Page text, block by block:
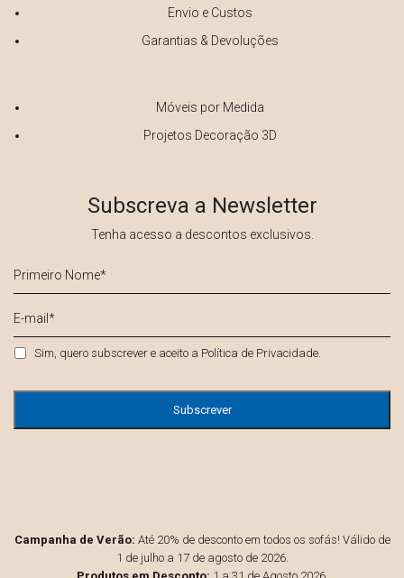
Envio e Custos
Garantias & Devoluções
Móveis por Medida
Projetos Decoração 3D
Subscreva a Newsletter
Tenha acesso a descontos exclusivos.
Nome
*
mail
Privacidade *
Sim, quero subscrever e aceito a Política de Privacidade
Campanha de Verão: Até 20% de desconto em todos os sofás! Válido de
1 de julho a 17 de agosto de 2026.